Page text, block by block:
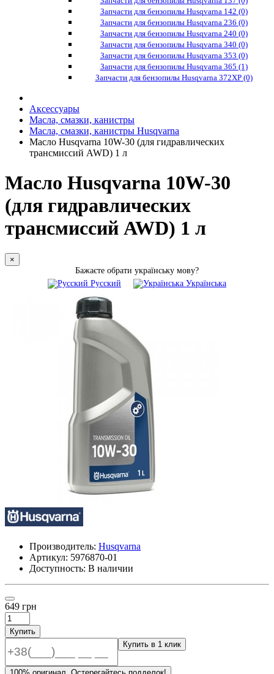
Запчасти для бензопилы Husqvarna 142 (0)
Запчасти для бензопилы Husqvarna 236 (0)
Запчасти для бензопилы Husqvarna 240 (0)
Запчасти для бензопилы Husqvarna 340 (0)
Запчасти для бензопилы Husqvarna 353 (0)
Запчасти для бензопилы Husqvarna 365 (1)
Запчасти для бензопилы Husqvarna 372XP (0)
Аксессуары
Масла, смазки, канистры
Масла, смазки, канистры Husqvarna
Масло Husqvarna 10W-30 (для гидравлических
трансмиссий AWD) 1 л
Масло Husqvarna 10W-30
(для гидравлических
трансмиссий AWD) 1 л
×
Бажаєте обрати українську мову?
Русский
Українська
Производитель: Husqvarna
Артикул: 5976870-01
Доступность: В наличии
649 грн
Купить
Купить в 1 клик